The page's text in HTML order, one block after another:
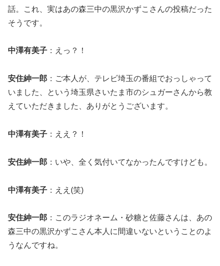
話。これ、実はあの森三中の黒沢かずこさんの投稿だった
そうです。
中澤有美子 ：えっ？！
安住紳一郎 ：ご本人が、テレビ埼玉の番組でおっしゃって
いました、という埼玉県さいたま市のシュガーさんから教
えていただきました、ありがとうございます。
中澤有美子 ：ええ？！
安住紳一郎 ：いや、全く気付いてなかったんですけども。
中澤有美子 ：ええ(笑)
安住紳一郎 ：このラジオネーム・砂糖と佐藤さんは、あの
森三中の黒沢かずこさん本人に間違いないということのよ
うなんですね。